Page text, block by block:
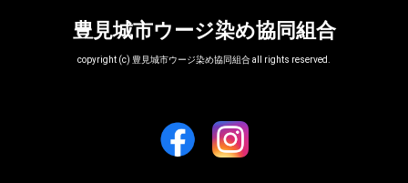
豊見城市ウージ染め協同組合
copyright (c) 豊見城市ウージ染め協同組合 all rights reserved.